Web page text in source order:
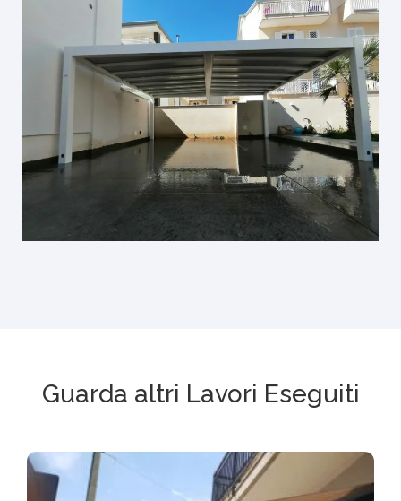
Guarda altri Lavori Eseguiti